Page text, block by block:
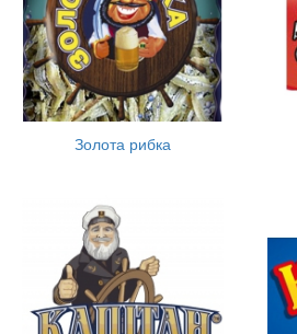
Золота рибка